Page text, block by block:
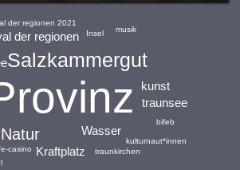
Salzkammergut
Natur
Wasser
Kraftplatz
der regionen
traunsee
kunst
traunkirchen
casino
bifeb
kulturnaut*innen
Insel
der regionen 2021
musik